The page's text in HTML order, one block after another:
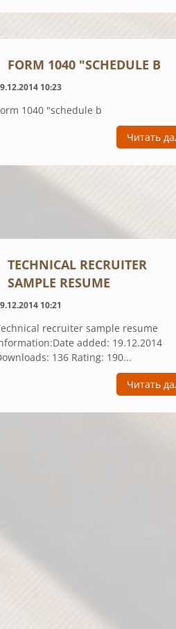
FORM 1040 "SCHEDULE B
10:23
1040 "schedule b
Читать
TECHNICAL RECRUITER
SAMPLE RESUME
10:21
recruiter sample resume
added: 19.12.2014
136 Rating: 190...
Читать